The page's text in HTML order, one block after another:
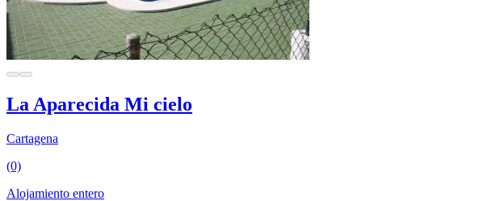
La Aparecida Mi cielo
Cartagena
(0)
Alojamiento entero